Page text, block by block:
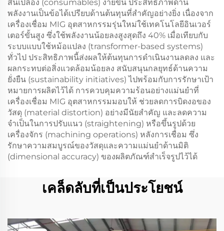
สิ้นเปลือง (consumables) ง่ายขึ้น ประสิทธิภาพด้าน
พลังงานเป็นข้อได้เปรียบด้านต้นทุนที่สำคัญอย่างยิ่ง เนื่องจาก
เครื่องเชื่อม MIG อุตสาหกรรมรุ่นใหม่ใช้เทคโนโลยีอินเวอร์
เตอร์ขั้นสูง ซึ่งใช้พลังงานน้อยลงสูงสุดถึง 40% เมื่อเทียบกับ
ระบบแบบใช้หม้อแปลง (transformer-based systems)
ทั่วไป ประสิทธิภาพนี้ส่งผลให้ต้นทุนการดำเนินงานลดลง และ
ผลกระทบต่อสิ่งแวดล้อมน้อยลง สนับสนุนกลยุทธ์ด้านความ
ยั่งยืน (sustainability initiatives) ไปพร้อมกับการรักษาเป้า
หมายการผลิตไว้ได้ การควบคุมความร้อนอย่างแม่นยำที่
เครื่องเชื่อม MIG อุตสาหกรรมมอบให้ ช่วยลดการบิดงอของ
วัสดุ (material distortion) อย่างมีนัยสำคัญ และลดความ
จำเป็นในการปรับแนว (straightening) หรือขึ้นรูปด้วย
เครื่องจักร (machining operations) หลังการเชื่อม ซึ่ง
รักษาความสมบูรณ์ของวัสดุและความแม่นยำด้านมิติ
(dimensional accuracy) ของผลิตภัณฑ์สำเร็จรูปไว้ได้
เคล็ดลับที่เป็นประโยชน์